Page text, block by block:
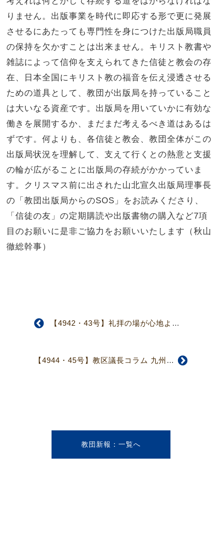
りません。出版事業を時代に即応する形で更に発展
させるにあたっても専門性を身につけた出版局職員
の保持を欠かすことは出来ません。キリスト教書や
雑誌によって信仰を支えられてきた信徒と教会の存
在、日本全国にキリスト教の福音を伝え浸透させる
ための道具として、教団が出版局を持っていること
は大いなる資産です。出版局を用いていかに有効な
働きを展開するか、まだまだ考えるべき道はあるは
ずです。何よりも、各信徒と教会、教団全体がこの
出版局状況を理解して、支えて行くとの熱意と支援
の輪が広がることに出版局の存続がかかっていま
す。クリスマス前に出された山北宣久出版局理事長
の「教団出版局からのSOS」をお読みくださり、
「信徒の友」の定期購読や出版書物の購入など7項
目のお願いに是非ご協力をお願いいたします（秋山
徹総幹事）
【4942・43号】礼拝の場が心地よい
【4944・45号】教区議長コラム 九州教区 日下部遣志
教団新報